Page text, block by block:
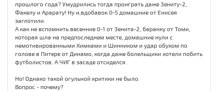
прошлого года? Умудрились тогда проиграть даже Зениту-2,
Факелу и Арарату! Ну и,вдобавок 0-5 домашние от Енисея
заглотили.
А как не вспомнить весенние 0-1 от Зенита-2, баранку от Томи,
которая шла на предпоследнем месте, домашние нули с
немотивированными Химками и Шинником и удар обухом по
голове в Питере от Динамо, когда даже болельщики хотели побить
футболистов. А ЧИГ в засаде отсиделся.
Но! Однако такой огульной критики не было.
Вопрос - почему?